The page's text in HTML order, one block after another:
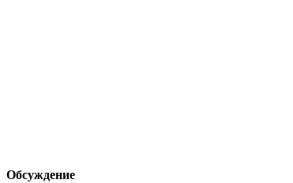
Обсуждение